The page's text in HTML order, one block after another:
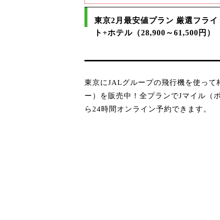
東京2月最安値プラン 厳選フライ
ト+ホテル（28,900～61,500円）
東京にJALグループの飛行機を使っ
ー）を販売中！全プランでJマイル（
ら24時間オンライン予約できます。